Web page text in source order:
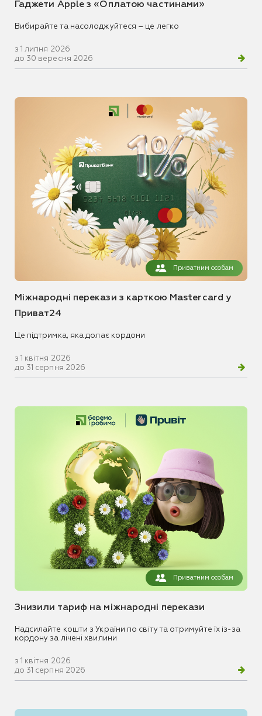
Гаджети Apple з «Оплатою частинами»
Вибирайте та насолоджуйтеся – це легко
з 1 липня 2026
до 30 вересня 2026
Приватним особам
Міжнародні перекази з карткою Mastercard у
Приват24
Це підтримка, яка долає кордони
з 1 квітня 2026
до 31 серпня 2026
Приватним особам
Знизили тариф на міжнародні перекази
Надсилайте кошти з України по світу та отримуйте їх із-за
кордону за лічені хвилини
з 1 квітня 2026
до 31 серпня 2026